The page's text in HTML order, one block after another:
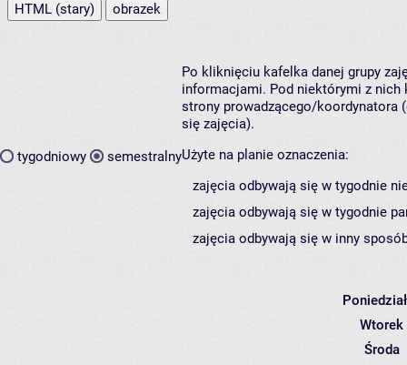
HTML (stary)
obrazek
tygodniowy semestralny
Po kliknięciu kafelka danej grupy
informacjami. Pod niektórymi z nich
strony prowadzącego/koordynatora
się zajęcia).
Użyte na planie oznaczenia:
zajęcia odbywają się w tygodnie
zajęcia odbywają się w tygodnie
zajęcia odbywają się w inny
Wtorek
Środa